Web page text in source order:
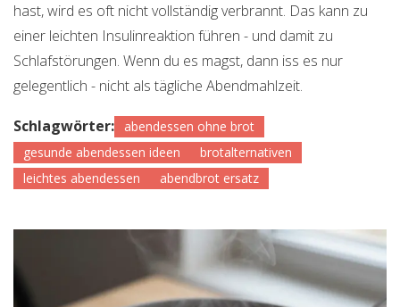
hast, wird es oft nicht vollständig verbrannt. Das kann zu
einer leichten Insulinreaktion führen - und damit zu
Schlafstörungen. Wenn du es magst, dann iss es nur
gelegentlich - nicht als tägliche Abendmahlzeit.
Schlagwörter:
abendessen ohne brot
gesunde abendessen ideen
brotalternativen
leichtes abendessen
abendbrot ersatz